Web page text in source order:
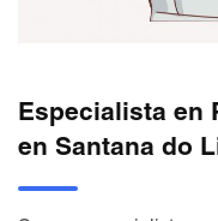
Especialista en
en Santana do